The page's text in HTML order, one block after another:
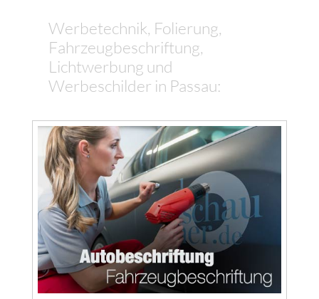
Werbetechnik, Folierung,
Fahrzeugbeschriftung,
Lichtwerbung und
Werbeschilder in Passau: